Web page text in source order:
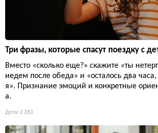
Три фразы, которые спасут поездку с
Вместо «сколько еще?» скажите «ты
иедем после обеда» и «осталось два
я». Признание эмоций и конкретные
а.
Дети 2 261